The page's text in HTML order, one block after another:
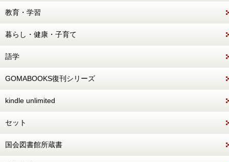
教育・学習
暮らし・健康・子育て
語学
GOMABOOKS復刊シリーズ
kindle unlimited
セット
国会図書館所蔵書